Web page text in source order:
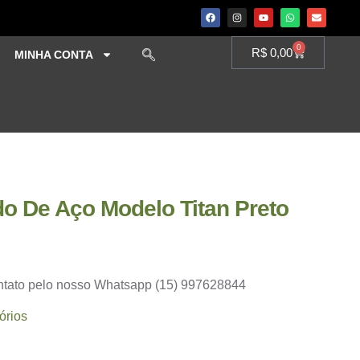
MINHA CONTA R$ 0,00 0
De Aço Modelo Titan Preto
pelo nosso Whatsapp (15) 997628844